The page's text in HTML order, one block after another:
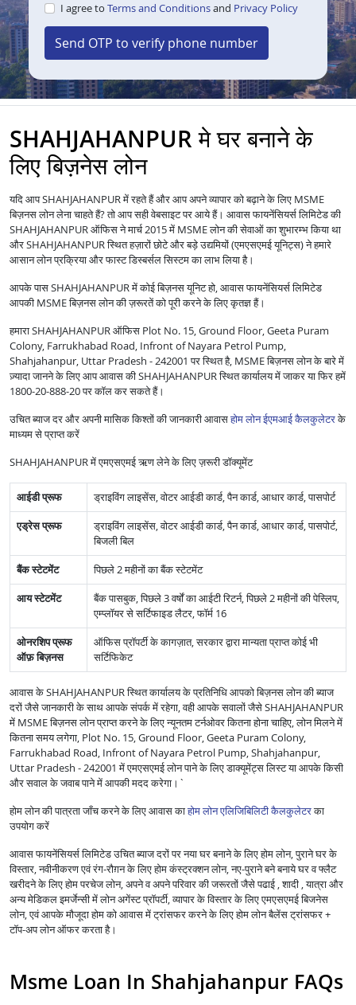
I agree to Terms and Conditionsand Privacy Policy
Send OTP to verify phone number
SHAHJAHANPUR मे घर बनाने के
लिए बिज़नेस लोन
यदि आप SHAHJAHANPUR में रहते हैं और आप अपने व्यापार को बढ़ाने के लिए MSME
बिज़नस लोन लेना चाहते हैं? तो आप सही वेबसाइट पर आये हैं। आवास फायनेंसियर्स लिमिटेड की
SHAHJAHANPUR ऑफिस ने मार्च 2015 में MSME लोन की सेवाओं का शुभारम्भ किया था
और SHAHJAHANPUR स्थित हज़ारों छोटे और बड़े उद्यमियों (एमएसएमई यूनिट्स) ने हमारे
आसान लोन प्रक्रिया और फास्ट डिस्बर्सल सिस्टम का लाभ लिया है।
आपके पास SHAHJAHANPUR में कोई बिज़नस यूनिट हो, आवास फायनेंसियर्स लिमिटेड
आपकी MSME बिज़नस लोन की ज़रूरतें को पूरी करने के लिए कृतज्ञ हैं।
हमारा SHAHJAHANPUR ऑफिस Plot No. 15, Ground Floor, Geeta Puram
Colony, Farrukhabad Road, Infront of Nayara Petrol Pump,
Shahjahanpur, Uttar Pradesh - 242001 पर स्थित है, MSME बिज़नस लोन के बारे में
ज़्यादा जानने के लिए आप आवास की SHAHJAHANPUR स्थित कार्यालय में जाकर या फिर हमें
1800-20-888-20 पर कॉल कर सकते हैं।
उचित ब्याज दर और अपनी मासिक किश्तों की जानकारी आवासहोम लोन ईएमआई कैलकुलेटरके
माध्यम से प्राप्त करें
SHAHJAHANPUR में एमएसएमई ऋण लेने के लिए ज़रूरी डॉक्यूमेंट
आईडी प्रूफ
ड्राइविंग लाइसेंस, वोटर आईडी कार्ड, पैन कार्ड, आधार कार्ड, पासपोर्ट
एड्रेस प्रूफ
ड्राइविंग लाइसेंस, वोटर आईडी कार्ड, पैन कार्ड, आधार कार्ड, पासपोर्ट,
बिजली बिल
बैंक स्टेटमेंट
पिछले 2 महीनों का बैंक स्टेटमेंट
आय स्टेटमेंट
बैंक पासबुक, पिछले 3 वर्षों का आईटी रिटर्न, पिछले 2 महीनों की पेस्लिप,
एम्प्लॉयर से सर्टिफाइड लैटर, फॉर्म 16
ओनरशिप प्रूफ
ऑफ़ बिज़नस
ऑफिस प्रॉपर्टी के कागज़ात, सरकार द्वारा मान्यता प्राप्त कोई भी
सर्टिफिकेट
आवास के SHAHJAHANPUR स्थित कार्यालय के प्रतिनिधि आपको बिज़नस लोन की ब्याज
दरों जैसे जानकारी के साथ आपके संपर्क में रहेगा, वही आपके सवालों जैसे SHAHJAHANPUR
में MSME बिज़नस लोन प्राप्त करने के लिए न्यूनतम टर्नओवर कितना होना चाहिए, लोन मिलने में
कितना समय लगेगा, Plot No. 15, Ground Floor, Geeta Puram Colony,
Farrukhabad Road, Infront of Nayara Petrol Pump, Shahjahanpur,
Uttar Pradesh - 242001 में एमएसएमई लोन पाने के लिए डाक्यूमेंट्स लिस्ट या आपके किसी
और सवाल के जवाब पाने में आपकी मदद करेगा।`
होम लोन की पात्रता जाँच करने के लिए आवास काहोम लोन एलिजिबिलिटी कैलकुलेटरका
उपयोग करें
आवास फायनेंसियर्स लिमिटेड उचित ब्याज दरों पर नया घर बनाने के लिए होम लोन, पुराने घर के
विस्तार, नवीनीकरण एवं रंग-रौग़न के लिए होम कंस्ट्रक्शन लोन, नए-पुराने बने बनाये घर व फ्लैट
खरीदने के लिए होम परचेज लोन, अपने व अपने परिवार की जरूरतों जैसे पढाई , शादी , यात्रा और
अन्य मेडिकल इमर्जेन्सी में लोन अगेंस्ट प्रॉपर्टी, व्यापार के विस्तार के लिए एमएसएमई बिजनेस
लोन, एवं आपके मौजूदा होम को आवास में ट्रांसफर करने के लिए होम लोन बैलेंस ट्रांसफर +
टॉप-अप लोन ऑफर करता है।
Msme Loan In Shahjahanpur FAQs